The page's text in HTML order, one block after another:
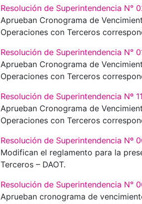
Resolución de Superintendencia N°
Aprueban Cronograma de
Operaciones con Terceros
Resolución de Superintendencia N°
Aprueban Cronograma de
Operaciones con Terceros
Resolución de Superintendencia Nº
Aprueban Cronograma de
Operaciones con Terceros
Resolución de Superintendencia Nº
Modifican el reglamento para la
Terceros – DAOT.
Resolución de Superintendencia N°
Aprueban cronograma de